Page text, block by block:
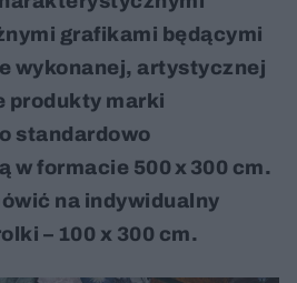
grafikami będącymi
wykonanej, artystycznej
produkty marki
standardowo
w formacie 500 x 300 cm.
na indywidualny
– 100 x 300 cm.